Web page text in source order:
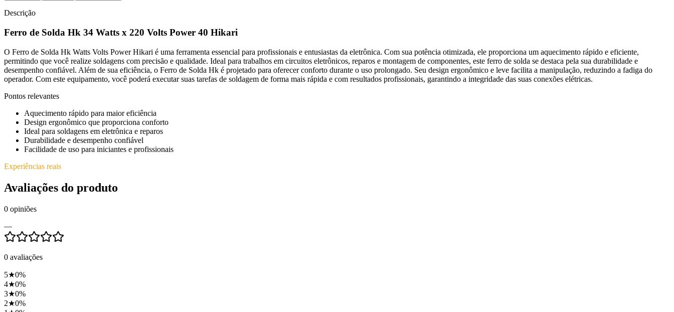
Descrição
Ferro de Solda Hk 34 Watts x 220 Volts Power 40 Hikari
O Ferro de Solda Hk Watts Volts Power Hikari é uma ferramenta essencial para profissionais e entusiastas da eletrônica. Com sua potência otimizada, ele proporciona um aquecimento rápido e eficiente,
permitindo que você realize soldagens com precisão e qualidade. Ideal para trabalhos em circuitos eletrônicos, reparos e montagem de componentes, este ferro de solda se destaca pela sua durabilidade e
desempenho confiável. Além de sua eficiência, o Ferro de Solda Hk é projetado para oferecer conforto durante o uso prolongado. Seu design ergonômico e leve facilita a manipulação, reduzindo a fadiga do
operador. Com este equipamento, você poderá executar suas tarefas de soldagem de forma mais rápida e com resultados profissionais, garantindo a integridade das suas conexões elétricas.
Pontos relevantes
Aquecimento rápido para maior eficiência
Design ergonômico que proporciona conforto
Ideal para soldagens em eletrônica e reparos
Durabilidade e desempenho confiável
Facilidade de uso para iniciantes e profissionais
Experiências reais
Avaliações do produto
0 opiniões
—
0 avaliações
5★0%
4★0%
3★0%
2★0%